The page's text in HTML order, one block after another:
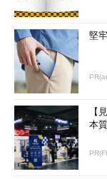
堅
【
本質